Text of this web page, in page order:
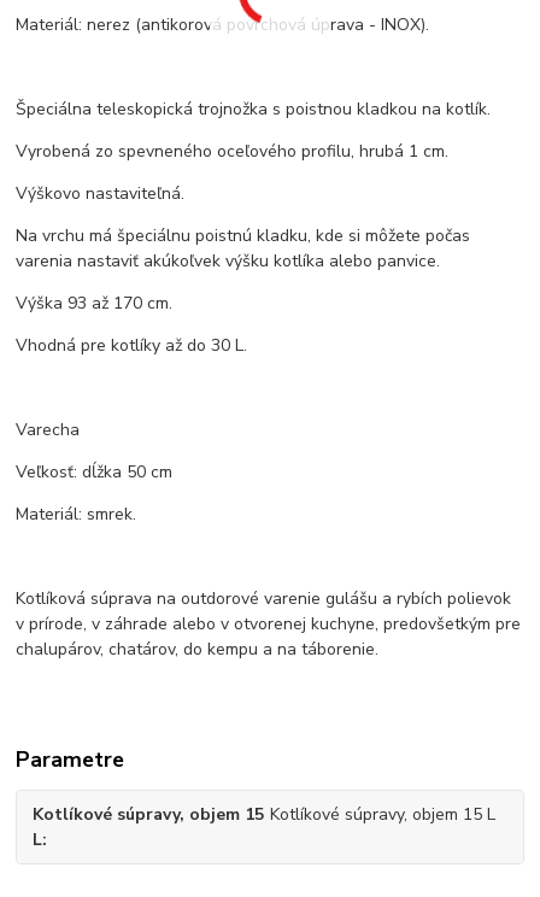
Materiál: nerez (antikorová povrchová úprava - INOX).
Špeciálna teleskopická trojnožka s poistnou kladkou na kotlík.
Vyrobená zo spevneného oceľového profilu, hrubá 1 cm.
Výškovo nastaviteľná.
Na vrchu má špeciálnu poistnú kladku, kde si môžete počas
varenia nastaviť akúkoľvek výšku kotlíka alebo panvice.
Výška 93 až 170 cm.
Vhodná pre kotlíky až do 30 L.
Varecha
Veľkosť: dĺžka 50 cm
Materiál: smrek.
Kotlíková súprava na outdorové varenie gulášu a rybích polievok
v prírode, v záhrade alebo v otvorenej kuchyne, predovšetkým pre
chalupárov, chatárov, do kempu a na táborenie.
Parametre
Kotlíkové súpravy, objem 15
L
Kotlíkové súpravy, objem 15 L